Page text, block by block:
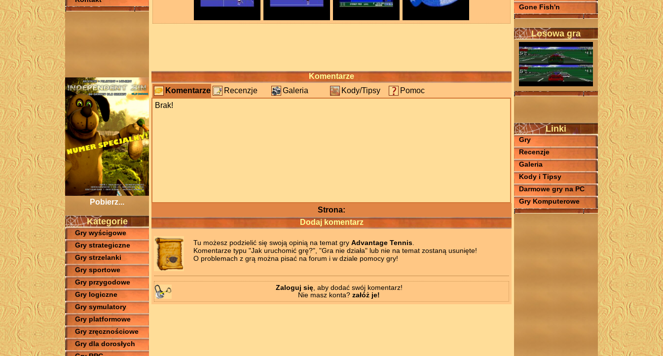
Pobierz...
Kategorie
Gry wyścigowe
Gry strategiczne
Gry strzelanki
Gry sportowe
Gry przygodowe
Gry logiczne
Gry symulatory
Gry platformowe
Gry zręcznościowe
Gry dla dorosłych
Komentarze
Komentarze
Recenzje Galeria Kody/Tipsy
Pomoc
Brak!
Strona:
Dodaj komentarz
Tu możesz podzielić się swoją opinią na temat gry Advantage Tennis.
Komentarze typu "Jak uruchomić grę?", "Gra nie działa" lub nie na temat zostaną usunięte!
O problemach z grą można pisać na forum i w dziale pomocy gry!
Zaloguj się, aby dodać swój komentarz!
Nie masz konta? załóż je!
Gone Fish'n
Losowa gra
Linki
Gry
Recenzje
Galeria
Kody i Tipsy
Darmowe gry na PC
Gry Komputerowe